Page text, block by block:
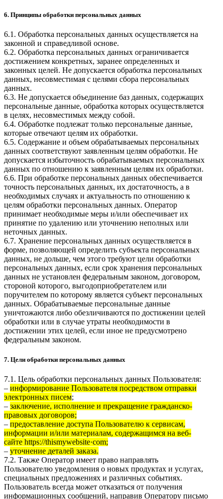
6. Принципы обработки персональных данных
6.1. Обработка персональных данных осуществляется на
законной и справедливой основе.
6.2. Обработка персональных данных ограничивается
достижением конкретных, заранее определенных и
законных целей. Не допускается обработка персональных
данных, несовместимая с целями сбора персональных
данных.
6.3. Не допускается объединение баз данных, содержащих
персональные данные, обработка которых осуществляется
в целях, несовместимых между собой.
6.4. Обработке подлежат только персональные данные,
которые отвечают целям их обработки.
6.5. Содержание и объем обрабатываемых персональных
данных соответствуют заявленным целям обработки. Не
допускается избыточность обрабатываемых персональных
данных по отношению к заявленным целям их обработки.
6.6. При обработке персональных данных обеспечивается
точность персональных данных, их достаточность, а в
необходимых случаях и актуальность по отношению к
целям обработки персональных данных. Оператор
принимает необходимые меры и/или обеспечивает их
принятие по удалению или уточнению неполных или
неточных данных.
6.7. Хранение персональных данных осуществляется в
форме, позволяющей определить субъекта персональных
данных, не дольше, чем этого требуют цели обработки
персональных данных, если срок хранения персональных
данных не установлен федеральным законом, договором,
стороной которого, выгодоприобретателем или
поручителем по которому является субъект персональных
данных. Обрабатываемые персональные данные
уничтожаются либо обезличиваются по достижении целей
обработки или в случае утраты необходимости в
достижении этих целей, если иное не предусмотрено
федеральным законом.
7. Цели обработки персональных данных
7.1. Цель обработки персональных данных Пользователя:
– информирование Пользователя посредством отправки
электронных писем;
– заключение, исполнение и прекращение гражданско-
правовых договоров;
– предоставление доступа Пользователю к сервисам,
информации и/или материалам, содержащимся на веб-
сайте httpsː//thismywebsite·com;
– уточнение деталей заказа.
7.2. Также Оператор имеет право направлять
Пользователю уведомления о новых продуктах и услугах,
специальных предложениях и различных событиях.
Пользователь всегда может отказаться от получения
информационных сообщений, направив Оператору письмо